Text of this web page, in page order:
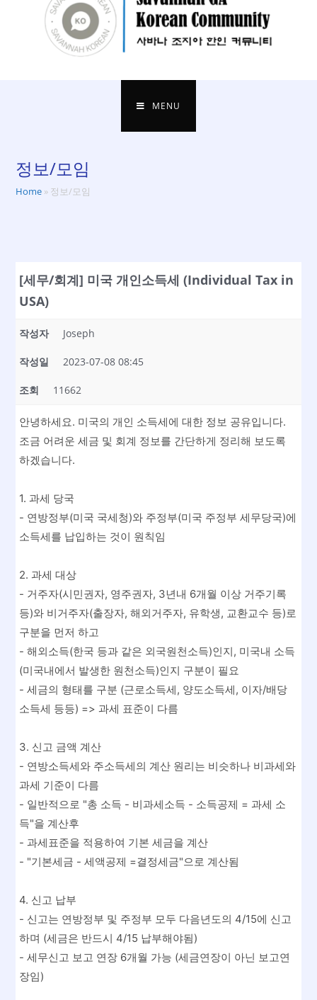
MENU
정보/모임
Home » 정보/모임
[세무/회계] 미국 개인소득세 (Individual Tax in
USA)
작성자 Joseph
작성일 2023-07-08 08:45
조회 11662
안녕하세요. 미국의 개인 소득세에 대한 정보 공유입니다.
조금 어려운 세금 및 회계 정보를 간단하게 정리해 보도록
하겠습니다.
1. 과세 당국
- 연방정부(미국 국세청)와 주정부(미국 주정부 세무당국)에
소득세를 납입하는 것이 원칙임
2. 과세 대상
- 거주자(시민권자, 영주권자, 3년내 6개월 이상 거주기록
등)와 비거주자(출장자, 해외거주자, 유학생, 교환교수 등)로
구분을 먼저 하고
- 해외소득(한국 등과 같은 외국원천소득)인지, 미국내 소득
(미국내에서 발생한 원천소득)인지 구분이 필요
- 세금의 형태를 구분 (근로소득세, 양도소득세, 이자/배당
소득세 등등) => 과세 표준이 다름
3. 신고 금액 계산
- 연방소득세와 주소득세의 계산 원리는 비슷하나 비과세와
과세 기준이 다름
- 일반적으로 "총 소득 - 비과세소득 - 소득공제 = 과세 소
득"을 계산후
- 과세표준을 적용하여 기본 세금을 계산
- "기본세금 - 세액공제 =결정세금"으로 계산됨
4. 신고 납부
- 신고는 연방정부 및 주정부 모두 다음년도의 4/15에 신고
하며 (세금은 반드시 4/15 납부해야됨)
- 세무신고 보고 연장 6개월 가능 (세금연장이 아닌 보고연
장임)